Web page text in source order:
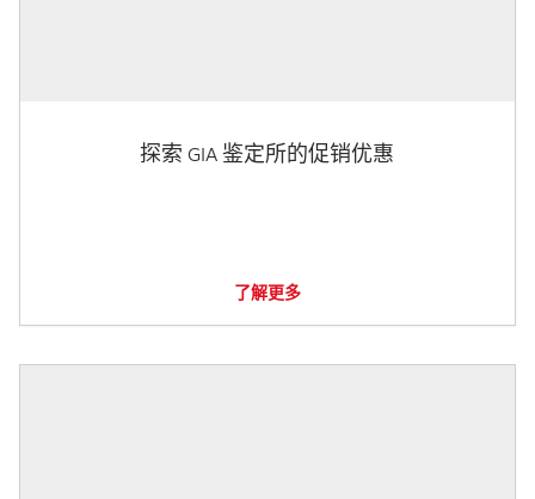
探索 GIA 鉴定所的促销优惠
了解更多